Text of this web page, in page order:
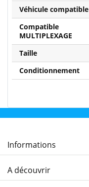
Véhicule compatible
Compatible
MULTIPLEXAGE
Taille
Conditionnement
Informations
A découvrir